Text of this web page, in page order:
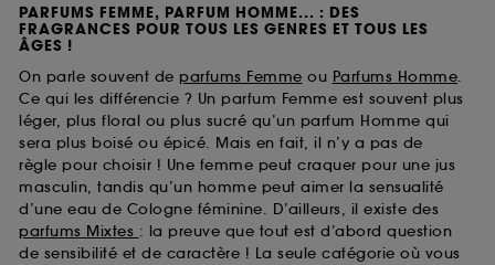
PARFUMS FEMME, PARFUM HOMME... : DES
FRAGRANCES POUR TOUS LES GENRES ET TOUS LES
ÂGES !
On parle souvent de parfums Femme ou Parfums Homme.
Ce qui les différencie ? Un parfum Femme est souvent plus
léger, plus floral ou plus sucré qu’un parfum Homme qui
sera plus boisé ou épicé. Mais en fait, il n’y a pas de
règle pour choisir ! Une femme peut craquer pour une jus
masculin, tandis qu’un homme peut aimer la sensualité
d’une eau de Cologne féminine. D’ailleurs, il existe des
parfums Mixtes : la preuve que tout est d’abord question
de sensibilité et de caractère ! La seule catégorie où vous